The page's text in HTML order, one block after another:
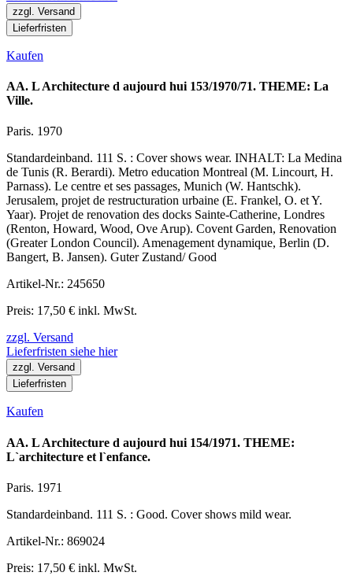
zzgl. Versand
Lieferfristen
Kaufen
AA. L Architecture d aujourd hui 153/1970/71. THEME: La
Ville.
Paris. 1970
Standardeinband. 111 S. : Cover shows wear. INHALT: La Medina
de Tunis (R. Berardi). Metro education Montreal (M. Lincourt, H.
Parnass). Le centre et ses passages, Munich (W. Hantschk).
Jerusalem, projet de restructuration urbaine (E. Frankel, O. et Y.
Yaar). Projet de renovation des docks Sainte-Catherine, Londres
(Renton, Howard, Wood, Ove Arup). Covent Garden, Renovation
(Greater London Council). Amenagement dynamique, Berlin (D.
Bangert, B. Jansen). Guter Zustand/ Good
Artikel-Nr.: 245650
Preis: 17,50 € inkl. MwSt.
zzgl. Versand
Lieferfristen siehe hier
zzgl. Versand
Lieferfristen
Kaufen
AA. L Architecture d aujourd hui 154/1971. THEME:
L`architecture et l`enfance.
Paris. 1971
Standardeinband. 111 S. : Good. Cover shows mild wear.
Artikel-Nr.: 869024
Preis: 17,50 € inkl. MwSt.